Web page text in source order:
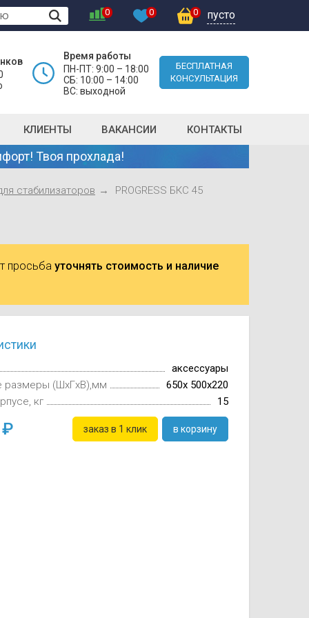
0 0 0 пусто
Время работы
ПН-ПТ: 9:00 – 18:00
СБ: 10:00 – 14:00
ВС: выходной
БЕСПЛАТНАЯ
КОНСУЛЬТАЦИЯ
КЛИЕНТЫ ВАКАНСИИ КОНТАКТЫ
Твоя прохлада!
стабилизаторов PROGRESS БКС 45
просьба уточнять стоимость и наличие
аксессуары
размеры (ШxГxВ),мм
650х 500х220
кг
15
заказ в 1 клик в корзину